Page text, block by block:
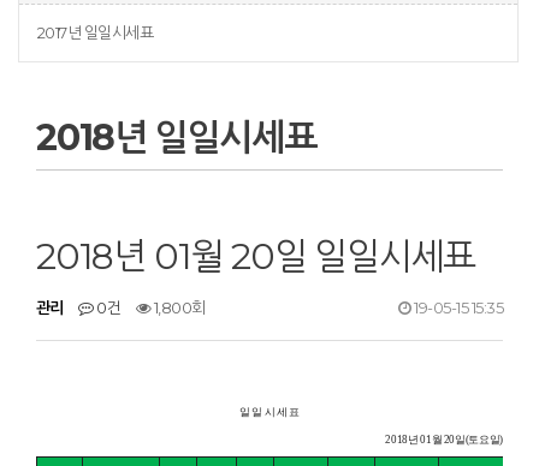
2017년 일일시세표
2018년 일일시세표
2018년 01월 20일 일일시세표
관리 0건 1,800회 19-05-15 15:35
일 일 시 세 표
2018년 01월 20일(토요일)